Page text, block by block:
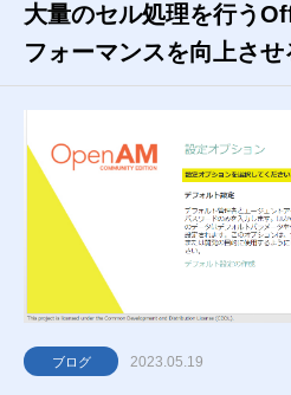
大量のセル処理を行う
フォーマンスを向上させ
ブログ 2023.05.19